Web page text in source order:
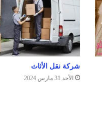
شركة نقل الأثاث
الأحد 31 مارس 2024